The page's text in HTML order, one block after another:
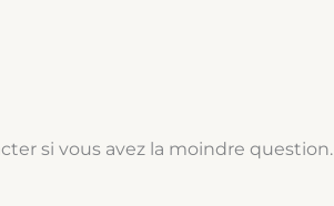
si vous avez la moindre question.